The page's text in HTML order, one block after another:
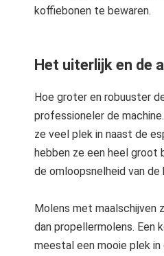
koffiebonen te bewaren.
Het uiterlijk en de
Hoe groter en robuuster
professioneler de
ze veel plek in naast de
hebben ze een heel groot
de omloopsnelheid van de
Molens met maalschijven
dan propellermolens. Een
meestal een mooie plek in